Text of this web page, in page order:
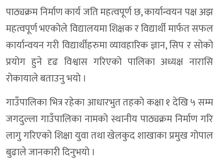
पाठ्यक्रम निर्माण कार्य जति महत्वपूर्ण छ, कार्यान्वयन पक्ष अझ
महत्वपूर्ण भएकोले विद्यालयमा शिक्षक र विद्यार्थी मार्फत सफल
कार्यान्वयन गरी विद्यार्थीहरुमा व्यावहारिक ज्ञान, सिप र सोको
प्रयोग हुने दृढ विश्वास गरिएको पालिका अध्यक्ष नारासि
राेकायाले बताउनु भयाे ।
गाउँपालिका भित्र रहेका आधारभुत तहको कक्षा १ देखि ५ सम्म
जगदुल्ला गाउँपालिका नामको स्थानीय पाठ्यक्रम निर्माण गरि
लागु गरिएको शिक्षा युवा तथा खेलकुद शाखाका प्रमुख गोपाल
बुढाले जानकारी दिनुभयो ।